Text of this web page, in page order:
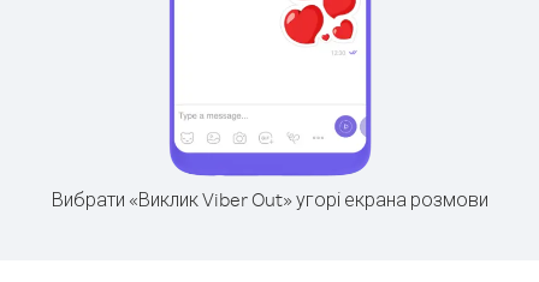
Вибрати «Виклик Viber Out» угорі екрана розмови